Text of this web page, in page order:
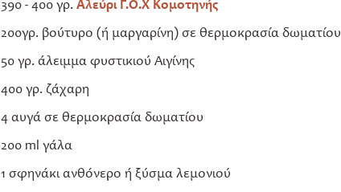
390 - 400 γρ.Αλεύρι Γ.Ο.Χ Κομοτηνής
200γρ. βούτυρο (ή μαργαρίνη) σε θερμοκρασία δωματίου
50 γρ. άλειμμα φυστικιού Αιγίνης
400 γρ. ζάχαρη
4 αυγά σε θερμοκρασία δωματίου
200 ml γάλα
1 σφηνάκι ανθόνερο ή ξύσμα λεμονιού